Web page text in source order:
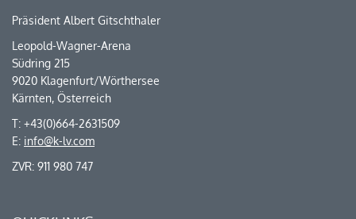
Präsident Albert Gitschthaler
Leopold-Wagner-Arena
Südring 215
9020 Klagenfurt/Wörthersee
Kärnten, Österreich
T: +43(0)664-2631509
E: info@k-lv.com
ZVR: 911 980 747